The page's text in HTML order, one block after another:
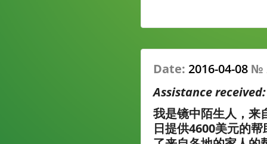
Date: 2016-04-08 №
Assistance
我是镜中陌生人，来
日提供4600美元的